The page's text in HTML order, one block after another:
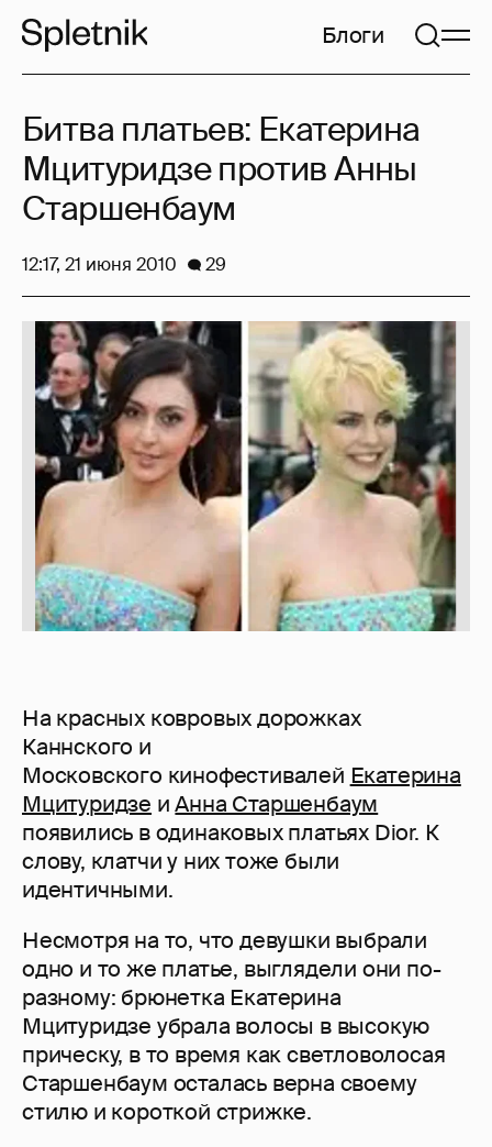
Блоги
На красных ковровых дорожках
Каннского и
Московского кинофестивалей Екатерина
Мцитуридзе иАнна Старшенбаум
появились в одинаковых платьях Dior. К
слову, клатчи у них тоже были
идентичными.
Несмотря на то, что девушки выбрали
одно и то же платье, выглядели они по-
разному: брюнетка Екатерина
Мцитуридзе убрала волосы в высокую
прическу, в то время как светловолосая
Старшенбаум осталась верна своему
стилю и короткой стрижке.
Битва платьев: Екатерина
Мцитуридзе против Анны
Старшенбаум
12:17, 21 июня 2010 29